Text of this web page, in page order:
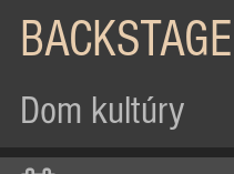
BACKSTAGE
Dom kultúry